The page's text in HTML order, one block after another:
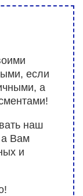
если
а
наш
Вам
и